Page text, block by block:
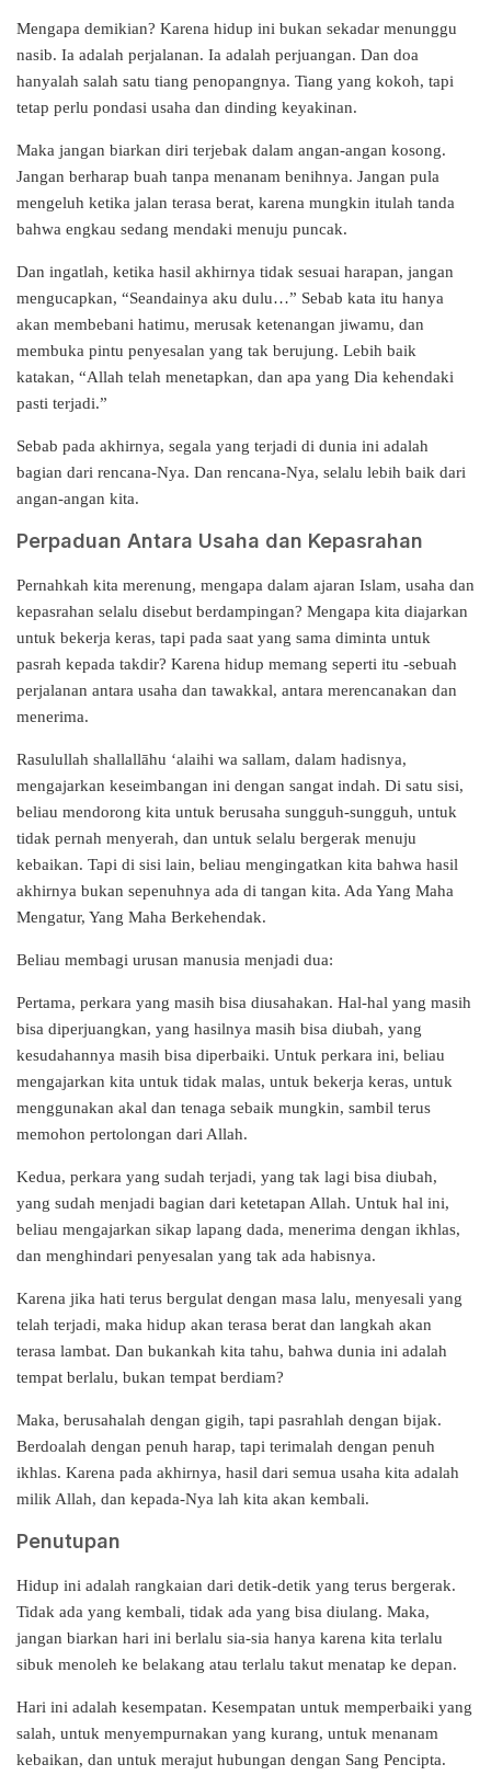
Mengapa demikian? Karena hidup ini bukan sekadar menunggu
nasib. Ia adalah perjalanan. Ia adalah perjuangan. Dan doa
hanyalah salah satu tiang penopangnya. Tiang yang kokoh, tapi
tetap perlu pondasi usaha dan dinding keyakinan.
Maka jangan biarkan diri terjebak dalam angan-angan kosong.
Jangan berharap buah tanpa menanam benihnya. Jangan pula
mengeluh ketika jalan terasa berat, karena mungkin itulah tanda
bahwa engkau sedang mendaki menuju puncak.
Dan ingatlah, ketika hasil akhirnya tidak sesuai harapan, jangan
mengucapkan, “Seandainya aku dulu…” Sebab kata itu hanya
akan membebani hatimu, merusak ketenangan jiwamu, dan
membuka pintu penyesalan yang tak berujung. Lebih baik
katakan, “Allah telah menetapkan, dan apa yang Dia kehendaki
pasti terjadi.”
Sebab pada akhirnya, segala yang terjadi di dunia ini adalah
bagian dari rencana-Nya. Dan rencana-Nya, selalu lebih baik dari
angan-angan kita.
Perpaduan Antara Usaha dan Kepasrahan
Pernahkah kita merenung, mengapa dalam ajaran Islam, usaha dan
kepasrahan selalu disebut berdampingan? Mengapa kita diajarkan
untuk bekerja keras, tapi pada saat yang sama diminta untuk
pasrah kepada takdir? Karena hidup memang seperti itu -sebuah
perjalanan antara usaha dan tawakkal, antara merencanakan dan
menerima.
Rasulullah shallallāhu ‘alaihi wa sallam, dalam hadisnya,
mengajarkan keseimbangan ini dengan sangat indah. Di satu sisi,
beliau mendorong kita untuk berusaha sungguh-sungguh, untuk
tidak pernah menyerah, dan untuk selalu bergerak menuju
kebaikan. Tapi di sisi lain, beliau mengingatkan kita bahwa hasil
akhirnya bukan sepenuhnya ada di tangan kita. Ada Yang Maha
Mengatur, Yang Maha Berkehendak.
Beliau membagi urusan manusia menjadi dua:
Pertama, perkara yang masih bisa diusahakan. Hal-hal yang masih
bisa diperjuangkan, yang hasilnya masih bisa diubah, yang
kesudahannya masih bisa diperbaiki. Untuk perkara ini, beliau
mengajarkan kita untuk tidak malas, untuk bekerja keras, untuk
menggunakan akal dan tenaga sebaik mungkin, sambil terus
memohon pertolongan dari Allah.
Kedua, perkara yang sudah terjadi, yang tak lagi bisa diubah,
yang sudah menjadi bagian dari ketetapan Allah. Untuk hal ini,
beliau mengajarkan sikap lapang dada, menerima dengan ikhlas,
dan menghindari penyesalan yang tak ada habisnya.
Karena jika hati terus bergulat dengan masa lalu, menyesali yang
telah terjadi, maka hidup akan terasa berat dan langkah akan
terasa lambat. Dan bukankah kita tahu, bahwa dunia ini adalah
tempat berlalu, bukan tempat berdiam?
Maka, berusahalah dengan gigih, tapi pasrahlah dengan bijak.
Berdoalah dengan penuh harap, tapi terimalah dengan penuh
ikhlas. Karena pada akhirnya, hasil dari semua usaha kita adalah
milik Allah, dan kepada-Nya lah kita akan kembali.
Penutupan
Hidup ini adalah rangkaian dari detik-detik yang terus bergerak.
Tidak ada yang kembali, tidak ada yang bisa diulang. Maka,
jangan biarkan hari ini berlalu sia-sia hanya karena kita terlalu
sibuk menoleh ke belakang atau terlalu takut menatap ke depan.
Hari ini adalah kesempatan. Kesempatan untuk memperbaiki yang
salah, untuk menyempurnakan yang kurang, untuk menanam
kebaikan, dan untuk merajut hubungan dengan Sang Pencipta.